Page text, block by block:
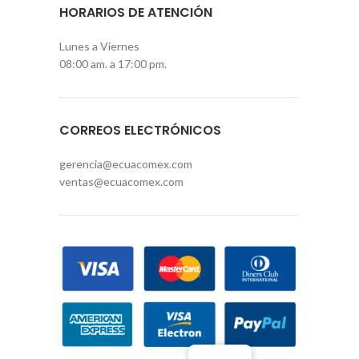
HORARIOS DE ATENCIÓN
Lunes a Viernes
08:00 am. a 17:00 pm.
CORREOS ELECTRÓNICOS
gerencia@ecuacomex.com
ventas@ecuacomex.com